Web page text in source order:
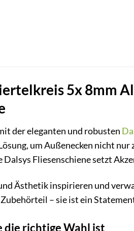
5x 8mm
der eleganten und robusten
um Außenecken nicht
Fliesenschiene setzt
Ästhetik inspirieren und
– sie ist ein
die richtige Wahl ist